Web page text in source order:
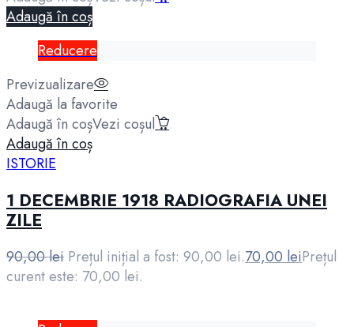
Adaugă în coș
Reducere
Previzualizare
Adaugă la favorite
Adaugă în coșVezi coșul
Adaugă în coș
ISTORIE
1 DECEMBRIE 1918 RADIOGRAFIA UNEI
ZILE
90,00lei Prețul inițial a fost: 90,00 lei.70,00 leiPrețul
curent este: 70,00 lei.